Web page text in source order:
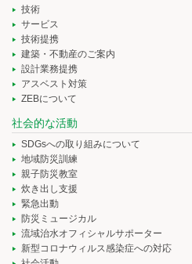
技術
サービス
技術提携
建築・不動産のご案内
設計業務提携
アスベスト対策
ZEBについて
社会的な活動
SDGsへの取り組みについて
地域防災訓練
親子防災教室
炊き出し支援
緊急出動
防災ミュージカル
流域治水オフィシャルサポーター
新型コロナウィルス感染症への対応